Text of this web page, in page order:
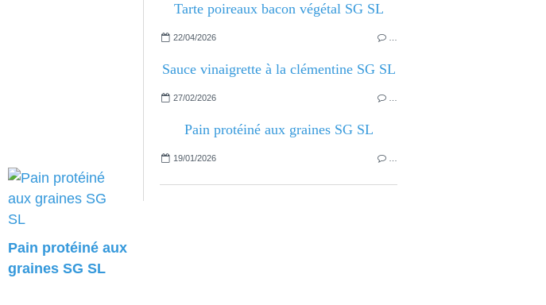
Pain protéiné aux
graines SG SL
Tarte poireaux bacon végétal SG SL
22/04/2026
Sauce vinaigrette à la clémentine SG SL
27/02/2026
Pain protéiné aux graines SG SL
19/01/2026